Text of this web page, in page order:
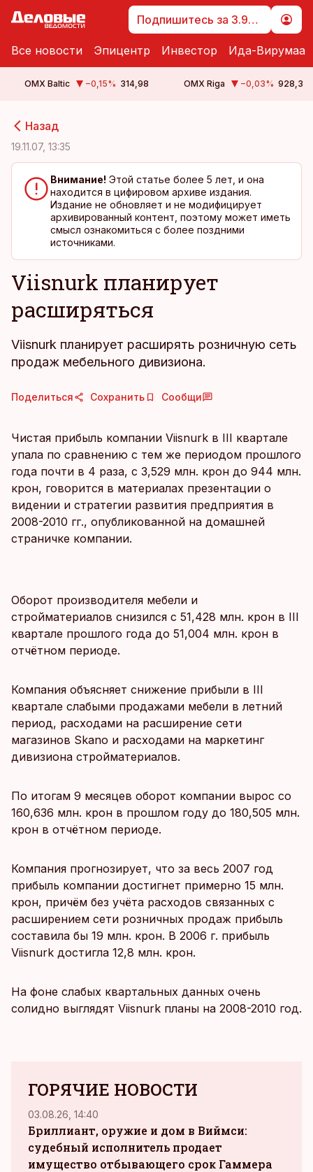
Подпишитесь за 3.99 €
Все новости Эпицентр Инвестор Ида-Вирумаа
OMX Baltic −0,15% 314,98 OMX Riga −0,03% 928,3
Назад
19.11.07, 13:35
Внимание! Этой статье более 5 лет, и она
находится в цифировом архиве издания.
Издание не обновляет и не модифицирует
архивированный контент, поэтому может иметь
смысл ознакомиться с более поздними
источниками.
Viisnurk планирует
расширяться
Viisnurk планирует расширять розничную сеть
продаж мебельного дивизиона.
Поделиться Сохранить Сообщи
Чистая прибыль компании Viisnurk в III квартале
упала по сравнению с тем же периодом прошлого
года почти в 4 раза, с 3,529 млн. крон до 944 млн.
крон, говорится в материалах презентации о
видении и стратегии развития предприятия в
2008-2010 гг., опубликованной на домашней
страничке компании.
Оборот производителя мебели и
стройматериалов снизился с 51,428 млн. крон в III
квартале прошлого года до 51,004 млн. крон в
отчётном периоде.
Компания объясняет снижение прибыли в III
квартале слабыми продажами мебели в летний
период, расходами на расширение сети
магазинов Skano и расходами на маркетинг
дивизиона стройматериалов.
По итогам 9 месяцев оборот компании вырос со
160,636 млн. крон в прошлом году до 180,505 млн.
крон в отчётном периоде.
Компания прогнозирует, что за весь 2007 год
прибыль компании достигнет примерно 15 млн.
крон, причём без учёта расходов связанных с
расширением сети розничных продаж прибыль
составила бы 19 млн. крон. В 2006 г. прибыль
Viisnurk достигла 12,8 млн. крон.
На фоне слабых квартальных данных очень
солидно выглядят Viisnurk планы на 2008-2010 год.
ГОРЯЧИЕ НОВОСТИ
03.08.26, 14:40
Бриллиант, оружие и дом в Виймси:
судебный исполнитель продает
имущество отбывающего срок Гаммера